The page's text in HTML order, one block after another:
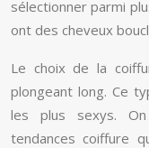
sélectionner parmi
ont des cheveux
Le choix de la
plongeant long. Ce
les plus sexys.
tendances coiffure